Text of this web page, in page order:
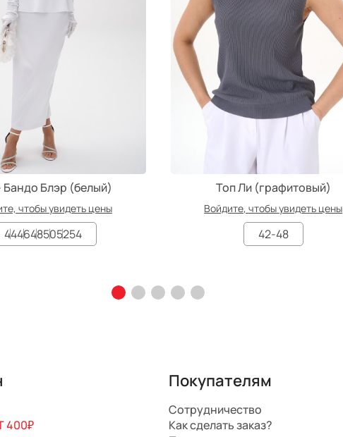
Бандо Блэр (белый)
чтобы увидеть цены
444648505254
Топ Ли (графитовый)
Войдите, чтобы увидеть цены
42-48
400₽
Покупателям
Сотрудничество
Как сделать заказ?